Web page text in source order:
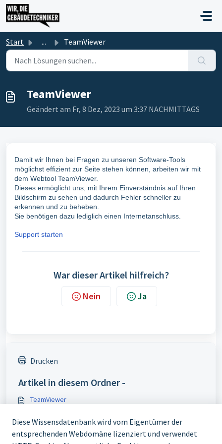
Zum hauptsächlichen Inhalt gehen
Start ... TeamViewer
TeamViewer
Geändert am Fr, 8 Dez, 2023 um 3:37 NACHMITTAGS
Damit wir Ihnen bei Fragen zu unseren Software-Tools
möglichst effizient zur Seite stehen können, arbeiten wir mit
dem Webtool TeamViewer.
Dieses ermöglicht uns, mit Ihrem Einverständnis auf Ihren
Bildschirm zu sehen und dadurch Fehler schneller zu
erkennen und zu beheben.
Sie benötigen dazu lediglich einen Internetanschluss.
Support starten
War dieser Artikel hilfreich?
Nein Ja
Drucken
Artikel in diesem Ordner -
TeamViewer
Diese Wissensdatenbank wird vom Eigentümer der
entsprechenden Webdomäne lizenziert und verwendet